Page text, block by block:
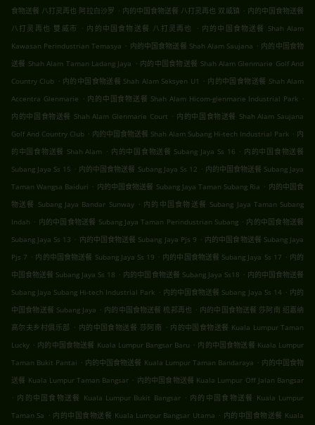
食物送餐 八打灵再也 阿拉白沙罗 . 内的中国食物送餐 八打灵再也 双威镇 . 内的中国食物送餐
八打灵再也 雙威市
. 内的中国食物送餐 八打灵再也 . 内的中国食物送餐 Shah Alam
Kawasan Perindustrian Temasya . 内的中国食物送餐 Shah Alam Saujana . 内的中国食物
送餐 Shah Alam Taman Ladang Jaya . 内的中国食物送餐 Shah Alam Glenmarie Golf And
Country Club . 内的中国食物送餐 Shah Alam Seksyen U1 . 内的中国食物送餐 Shah Alam
Accentra Glenmarie . 内的中国食物送餐 Shah Alam Hicom-glenmarie Industrial Park .
内的中国食物送餐 Shah Alam Glenmarie Court . 内的中国食物送餐 Shah Alam Saujana
Golf And Country Club . 内的中国食物送餐 Shah Alam Subang Hi-tech Industrial Park . 内
的中国食物送餐 Shah Alam . 内的中国食物送餐 Subang Jaya Ss 16 . 内的中国食物送餐
Subang Jaya Ss 15 . 内的中国食物送餐 Subang Jaya Ss 12 . 内的中国食物送餐 Subang Jaya
Taman Wangsa Baiduri . 内的中国食物送餐 Subang Jaya Taman Subang Ria . 内的中国食
物送餐 Subang Jaya Bandar Sunway . 内的中国食物送餐 Subang Jaya Taman Subang
Indah . 内的中国食物送餐 Subang Jaya Taman Perindustrian Subang . 内的中国食物送餐
Subang Jaya Ss 13 . 内的中国食物送餐 Subang Jaya Pjs 9 . 内的中国食物送餐 Subang Jaya
Pjs 7 . 内的中国食物送餐 Subang Jaya Ss 19 . 内的中国食物送餐 Subang Jaya Ss 17 . 内的
中国食物送餐 Subang Jaya Ss 18 . 内的中国食物送餐 Subang Jaya Ss18 . 内的中国食物送餐
Subang Jaya Subang Hi-tech Industrial Park . 内的中国食物送餐 Subang Jaya Ss 14 . 内的
中国食物送餐 Subang Jaya . 内的中国食物送餐 梳邦再也 . 内的中国食物送餐 莎阿南 绍嘉纳
高尔夫乡村俱乐部
. 内的中国食物送餐 莎阿南 . 内的中国食物送餐 Kuala Lumpur Taman
Lucky . 内的中国食物送餐 Kuala Lumpur Bangsar Baru . 内的中国食物送餐 Kuala Lumpur
Taman Bukit Pantai . 内的中国食物送餐 Kuala Lumpur Taman Bandaraya . 内的中国食物
送餐 Kuala Lumpur Taman Bangsar . 内的中国食物送餐 Kuala Lumpur Off Jalan Bangsar
. 内的中国食物送餐 Kuala Lumpur Bukit Bangsar . 内的中国食物送餐 Kuala Lumpur
Taman Sa . 内的中国食物送餐 Kuala Lumpur Bangsar Utama . 内的中国食物送餐 Kuala